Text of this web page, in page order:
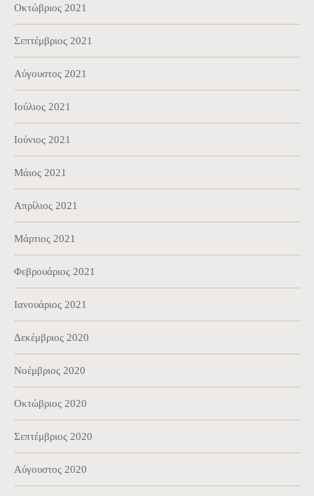
Οκτώβριος 2021
Σεπτέμβριος 2021
Αύγουστος 2021
Ιούλιος 2021
Ιούνιος 2021
Μάιος 2021
Απρίλιος 2021
Μάρτιος 2021
Φεβρουάριος 2021
Ιανουάριος 2021
Δεκέμβριος 2020
Νοέμβριος 2020
Οκτώβριος 2020
Σεπτέμβριος 2020
Αύγουστος 2020